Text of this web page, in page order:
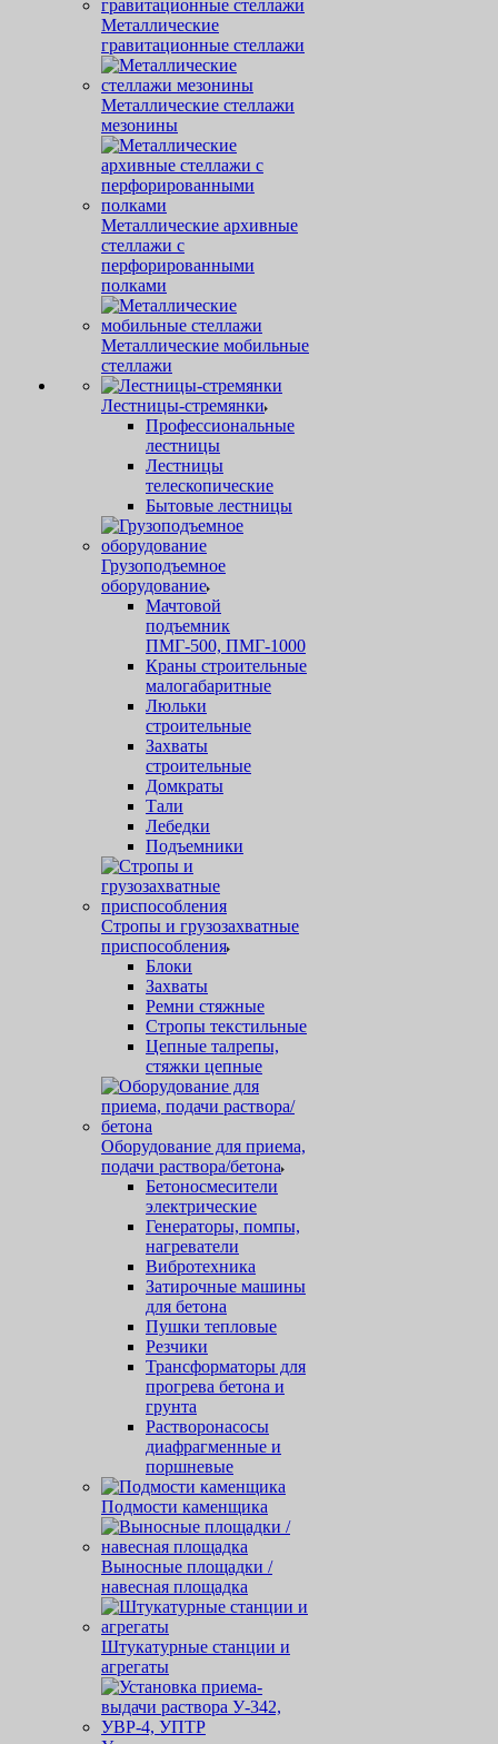
Металлические
гравитационные стеллажи
Металлические стеллажи
мезонины
Металлические архивные
стеллажи с
перфорированными
полками
Металлические мобильные
стеллажи
Лестницы-стремянки
Профессиональные
лестницы
Лестницы
телескопические
Бытовые лестницы
Грузоподъемное
оборудование
Мачтовой
подъемник
ПМГ-500, ПМГ-1000
Краны строительные
малогабаритные
Люльки
строительные
Захваты
строительные
Домкраты
Тали
Лебедки
Подъемники
Стропы и грузозахватные
приспособления
Блоки
Захваты
Ремни стяжные
Стропы текстильные
Цепные талрепы,
стяжки цепные
Оборудование для приема,
подачи раствора/бетона
Бетоносмесители
электрические
Генераторы, помпы,
нагреватели
Вибротехника
Затирочные машины
для бетона
Пушки тепловые
Резчики
Трансформаторы для
прогрева бетона и
грунта
Растворонасосы
диафрагменные и
поршневые
Подмости каменщика
Выносные площадки /
навесная площадка
Штукатурные станции и
агрегаты